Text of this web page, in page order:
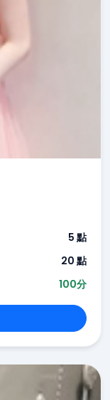
5 點
20 點
100分